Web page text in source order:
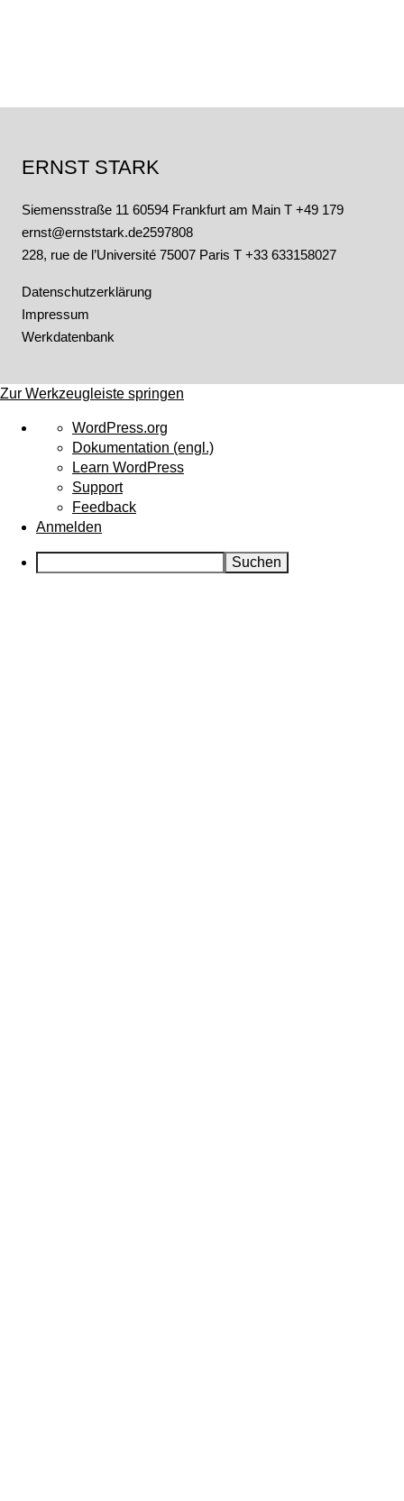
ERNST STARK
Siemensstraße 11 60594 Frankfurt am Main
ernst@ernststark.de
T +49 179
2597808
228, rue de l’Université 75007 Paris T +33 633158027
Datenschutzerklärung
Impressum
Werkdatenbank
Zur Werkzeugleiste springen
Über
WordPress
WordPress.org
Dokumentation (engl.)
Learn WordPress
Support
Feedback
Anmelden
Suchen